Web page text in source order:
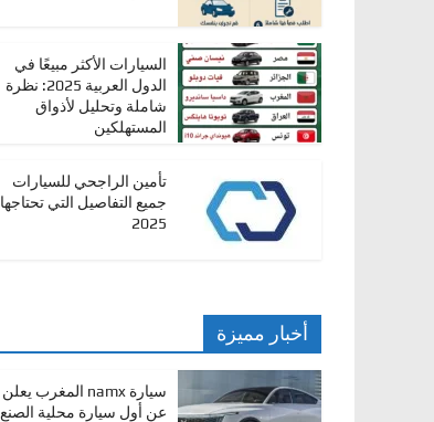
السيارات الأكثر مبيعًا في
الدول العربية 2025: نظرة
شاملة وتحليل لأذواق
المستهلكين
تأمين الراجحي للسيارات
جميع التفاصيل التي تحتاجها
2025
أخبار مميزة
سيارة namx المغرب يعلن
عن أول سيارة محلية الصنع